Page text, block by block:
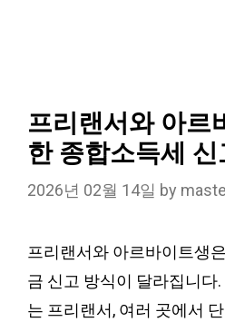
프리랜서와 아르
한 종합소득세 신
2026년 02월 14일 by
프리랜서와 아르바이트생
금 신고 방식이 달라집니다
는 프리랜서, 여러 곳에서